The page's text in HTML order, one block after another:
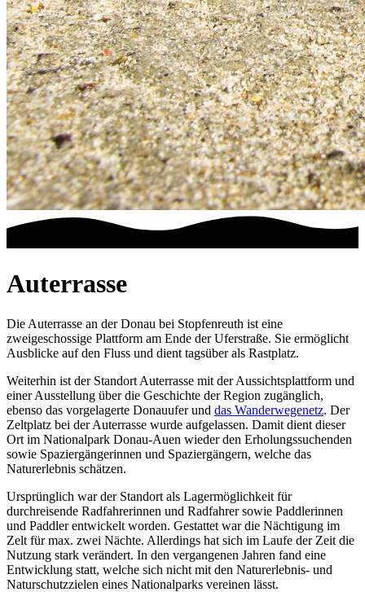
Auterrasse
Die Auterrasse an der Donau bei Stopfenreuth ist eine
zweigeschossige Plattform am Ende der Uferstraße. Sie ermöglicht
Ausblicke auf den Fluss und dient tagsüber als Rastplatz.
Weiterhin ist der Standort Auterrasse mit der Aussichtsplattform und
einer Ausstellung über die Geschichte der Region zugänglich,
ebenso das vorgelagerte Donauufer und das Wanderwegenetz. Der
Zeltplatz bei der Auterrasse wurde aufgelassen. Damit dient dieser
Ort im Nationalpark Donau-Auen wieder den Erholungssuchenden
sowie Spaziergängerinnen und Spaziergängern, welche das
Naturerlebnis schätzen.
Ursprünglich war der Standort als Lagermöglichkeit für
durchreisende Radfahrerinnen und Radfahrer sowie Paddlerinnen
und Paddler entwickelt worden. Gestattet war die Nächtigung im
Zelt für max. zwei Nächte. Allerdings hat sich im Laufe der Zeit die
Nutzung stark verändert. In den vergangenen Jahren fand eine
Entwicklung statt, welche sich nicht mit den Naturerlebnis- und
Naturschutzzielen eines Nationalparks vereinen lässt.